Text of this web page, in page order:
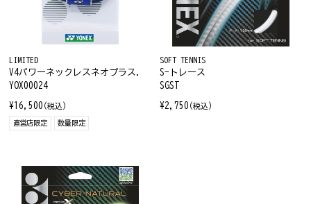
LIMITED
V4パワーネックレスネオプラス.
YOX00024
¥16,500 (税込)
直営店限定 数量限定
SOFT TENNIS
S-トレース
SGST
¥2,750 (税込)